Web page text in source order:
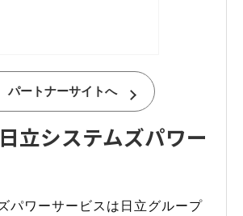
パートナーサイトへ
立システムズパワー
パワーサービスは日立グループ